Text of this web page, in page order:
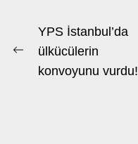
Beitrags-
Navigation
Previous
post:
YPS İstanbul’da
ülkücülerin
konvoyunu vurdu!